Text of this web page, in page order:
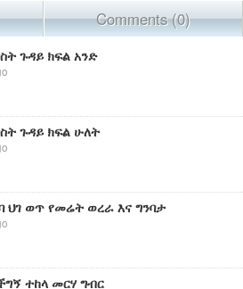
Comments (0)
ጉዳይ ክፍል አንድ
ጉዳይ ክፍል ሁለት
ህገ ወጥ የመሬት ወረራ እና ግንባታ
ተከላ መርሃ ግብር